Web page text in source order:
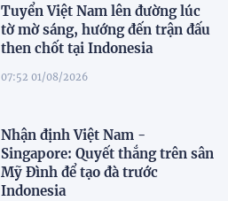
Tuyển Việt Nam lên đường lúc
tờ mờ sáng, hướng đến trận đấu
then chốt tại Indonesia
07:52 01/08/2026
Nhận định Việt Nam -
Singapore: Quyết thắng trên sân
Mỹ Đình để tạo đà trước
Indonesia